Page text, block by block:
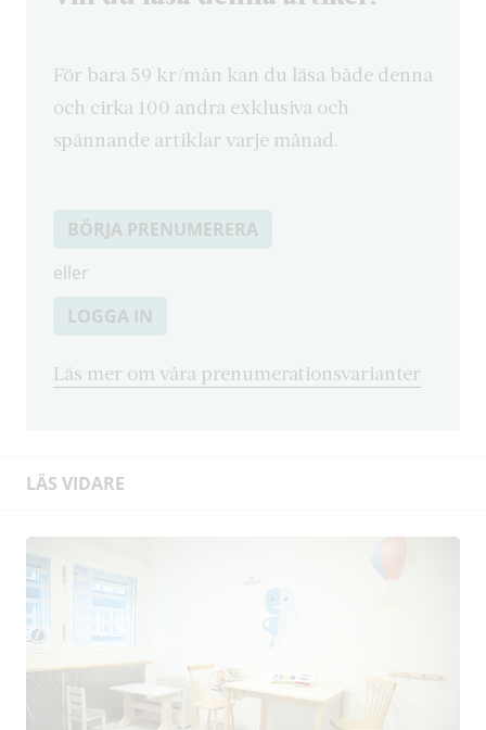
För bara 59 kr/mån kan du läsa både denna
och cirka 100 andra exklusiva och
spännande artiklar varje månad.
BÖRJA PRENUMERERA
eller
LOGGA IN
Läs mer om våra prenumerationsvarianter
LÄS VIDARE